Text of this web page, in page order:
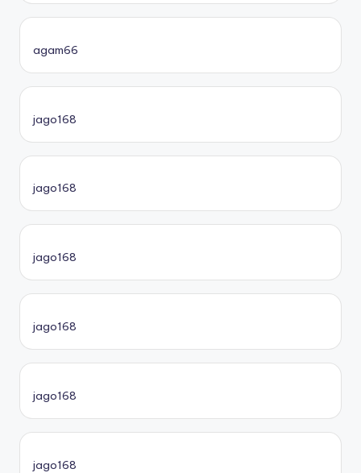
agam66
jago168
jago168
jago168
jago168
jago168
jago168